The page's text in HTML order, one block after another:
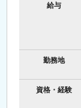
給与
勤務地
資格・経験